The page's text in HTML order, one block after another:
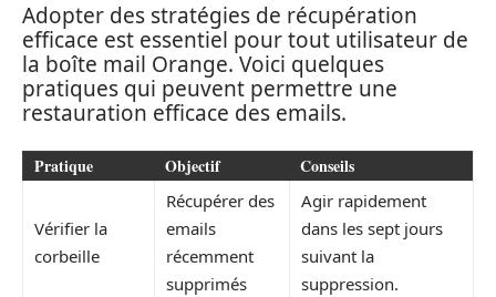
Adopter des stratégies de récupération
efficace est essentiel pour tout utilisateur de
la boîte mail Orange. Voici quelques
pratiques qui peuvent permettre une
restauration efficace des emails.
Pratique Objectif Conseils
Vérifier la
corbeille
Récupérer des
emails
récemment
supprimés
Agir rapidement
dans les sept jours
suivant la
suppression.